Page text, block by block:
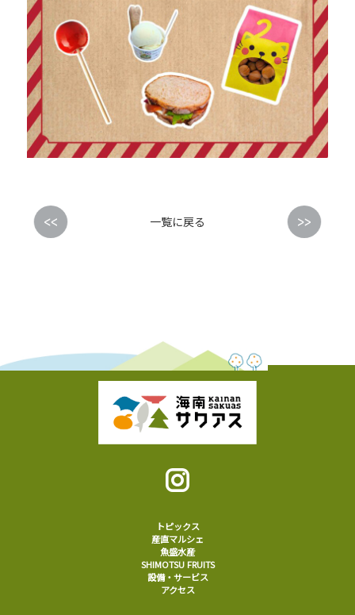
<< 一覧に戻る >>
トピックス
産直マルシェ
魚盛水産
SHIMOTSU FRUITS
設備・サービス
アクセス